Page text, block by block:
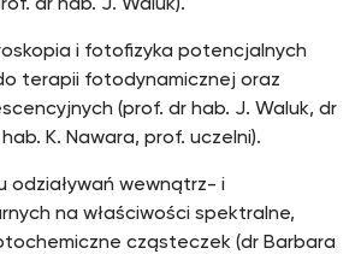
dr hab. J. Waluk).
i fotofizyka potencjalnych
terapii fotodynamicznej oraz
(prof. dr hab. J. Waluk, dr
K. Nawara, prof. uczelni).
odziaływań wewnątrz- i
na właściwości spektralne,
cząsteczek (dr Barbara